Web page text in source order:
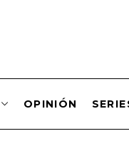
OPINIÓN